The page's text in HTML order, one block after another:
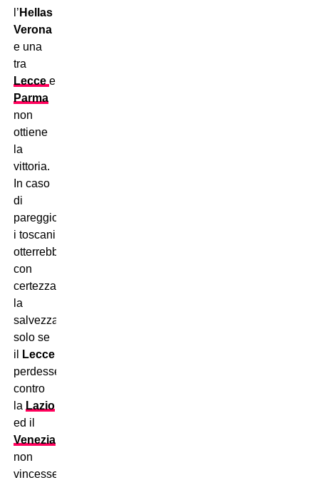
l’ Hellas
Verona
e una
tra
Lecce e
Parma
non
ottiene
la
vittoria.
In caso
di
pareggio,
i toscani
otterrebbero
con
certezza
la
salvezza
solo se
il
Lecce
perdesse
contro
la Lazio
ed il
Venezia
non
vincesse